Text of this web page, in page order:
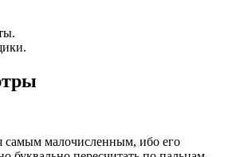
самым малочисленным, ибо его